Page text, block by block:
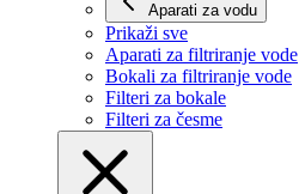
Aparati za vodu
Prikaži svе
Aparati za filtriranje vode
Bokali za filtriranje vode
Filteri za bokale
Filteri za česme